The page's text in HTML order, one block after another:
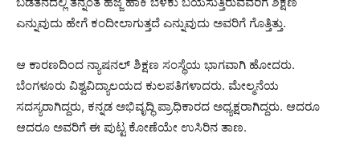
ಎನ್ನುವುದು ಹೇಗೆ ಕಂದೀಲಾಗುತ್ತದೆ ಎನ್ನುವುದು ಅವರಿಗೆ ಗೊತ್ತಿತ್ತು.
ಆ ಕಾರಣದಿಂದ ನ್ಯಾಷನಲ್ ಶಿಕ್ಷಣ ಸಂಸ್ಥೆಯ ಭಾಗವಾಗಿ ಹೋದರು.
ಬೆಂಗಳೂರು ವಿಶ್ವವಿದ್ಯಾಲಯದ ಕುಲಪತಿಗಳಾದರು. ಮೇಲ್ಮನೆಯ
ಸದಸ್ಯರಾಗಿದ್ದರು, ಕನ್ನಡ ಅಭಿವೃದ್ಧಿ ಪ್ರಾಧಿಕಾರದ ಅಧ್ಯಕ್ಷರಾಗಿದ್ದರು. ಆದರೂ
ಆದರೂ ಅವರಿಗೆ ಈ ಪುಟ್ಟ ಕೋಣೆಯೇ ಉಸಿರಿನ ತಾಣ.